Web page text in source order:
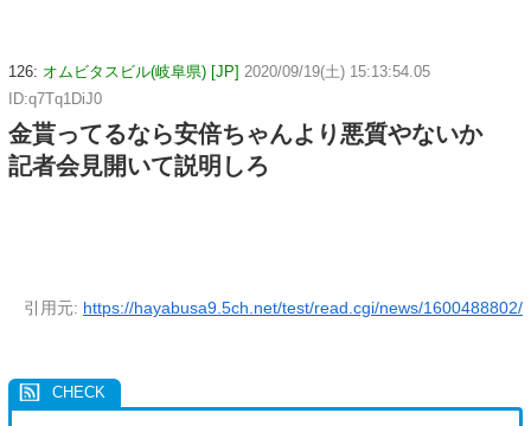
126: オムビタスビル(岐阜県) [JP] 2020/09/19(土) 15:13:54.05
ID:q7Tq1DiJ0
金貰ってるなら安倍ちゃんより悪質やないか
記者会見開いて説明しろ
引用元: https://hayabusa9.5ch.net/test/read.cgi/news/1600488802/